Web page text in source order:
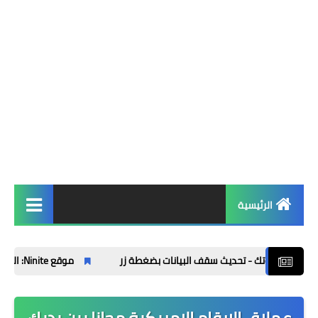
الرئيسية
برامج
العاب
موقع Ninite: الطريقة الأسهل لتثبيت البرامج دفعة واحدة/ Windows